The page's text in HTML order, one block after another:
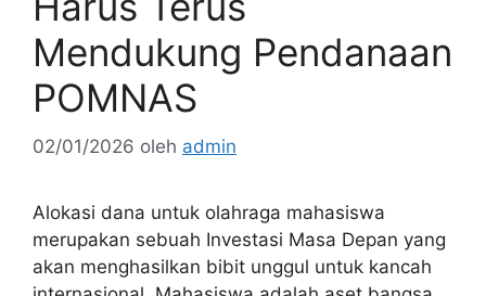
Mendukung Pendanaan
POMNAS
02/01/2026 oleh admin
Alokasi dana untuk olahraga mahasiswa
merupakan sebuah Investasi Masa Depan yang
akan menghasilkan bibit unggul untuk kancah